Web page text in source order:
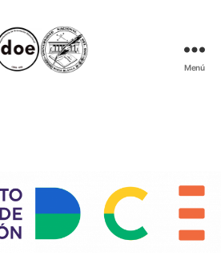
Superior
Menú